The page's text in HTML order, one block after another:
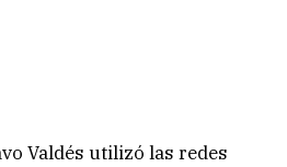
Valdés utilizó las redes